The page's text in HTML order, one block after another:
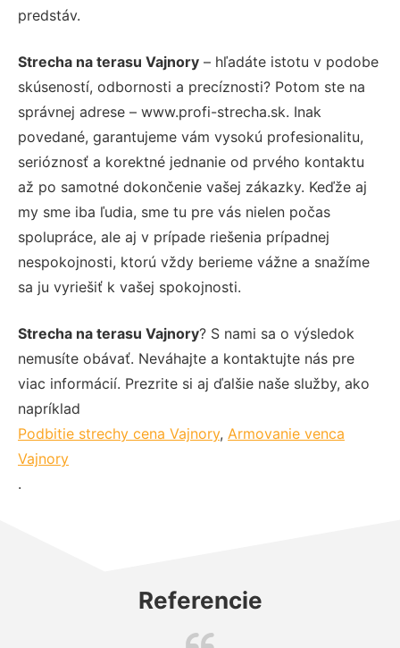
predstáv.
Strecha na terasu Vajnory – hľadáte istotu v podobe
skúseností, odbornosti a precíznosti? Potom ste na
správnej adrese – www.profi-strecha.sk. Inak
povedané, garantujeme vám vysokú profesionalitu,
serióznosť a korektné jednanie od prvého kontaktu
až po samotné dokončenie vašej zákazky. Keďže aj
my sme iba ľudia, sme tu pre vás nielen počas
spolupráce, ale aj v prípade riešenia prípadnej
nespokojnosti, ktorú vždy berieme vážne a snažíme
sa ju vyriešiť k vašej spokojnosti.
Strecha na terasu Vajnory? S nami sa o výsledok
nemusíte obávať. Neváhajte a kontaktujte nás pre
viac informácií. Prezrite si aj ďalšie naše služby, ako
napríklad
Podbitie strechy cena Vajnory, Armovanie venca
Vajnory
.
Referencie